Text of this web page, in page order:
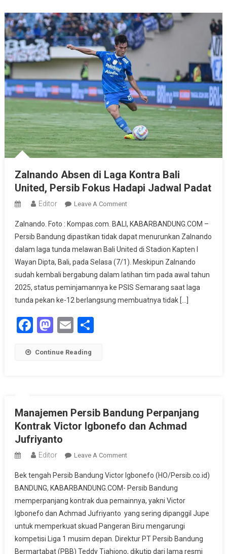
Zalnando Absen di Laga Kontra Bali
United, Persib Fokus Hadapi Jadwal Padat
Editor Leave A CommentOn
Absen
Di
Laga
Kontra
Bali
United,
Persib
Zalnando. Foto : Kompas.com. BALI, KABARBANDUNG.COM –
Persib Bandung dipastikan tidak dapat menurunkan Zalnando
dalam laga tunda melawan Bali United di Stadion Kapten I
Wayan Dipta, Bali, pada Selasa (7/1). Meskipun Zalnando
sudah kembali bergabung dalam latihan tim pada awal tahun
2025, status peminjamannya ke PSIS Semarang saat laga
tunda pekan ke-12 berlangsung membuatnya tidak […]
Facebook
Mastodon
Email
Continue Reading
Manajemen Persib Bandung Perpanjang
Kontrak Victor Igbonefo dan Achmad
Jufriyanto
Editor Leave A CommentOn
Persib
Bandung
Perpanjang
Kontrak
Victor
Igbonefo
Dan
Bek tengah Persib Bandung Victor Igbonefo (HO/Persib.co.id)
BANDUNG, KABARBANDUNG.COM- Persib Bandung
memperpanjang kontrak dua pemainnya, yakni Victor
Igbonefo dan Achmad Jufriyanto yang sering dipanggil Jupe
untuk memperkuat skuad Pangeran Biru mengarungi
kompetisi Liga 1 musim depan. Direktur PT Persib Bandung
Bermartabat (PBB) Teddy Tjahjono, dikutip dari lama resmi